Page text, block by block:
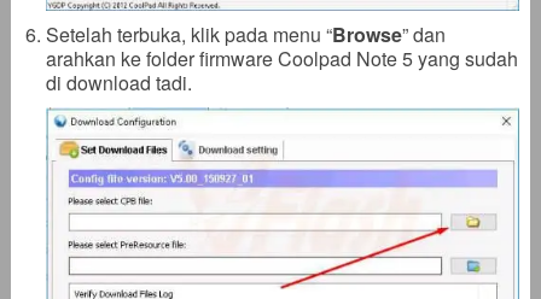
Setelah terbuka, klik pada menu “Browse” dan
arahkan ke folder firmware Coolpad Note 5 yang sudah
di download tadi.